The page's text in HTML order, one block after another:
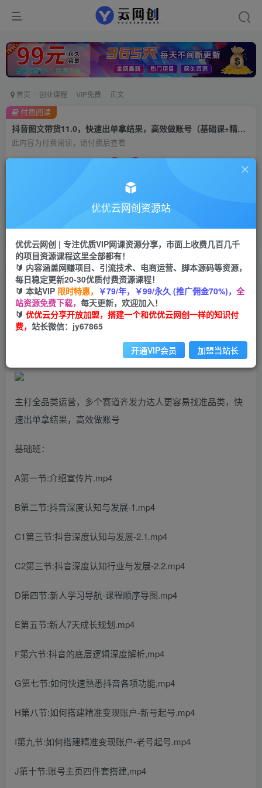
首页 创业课程 VIP免费 正文
抖音图文带货11.0，快速出单拿结果，高效做账号（基础课+精英课 92节高清无水印）
此内容为付费阅读，请付费后查看
9.9
立即购买
付费阅读
抖音图文带货11.0，快速出单拿结果，高效做账号
（基础课+精英课 92节高清无水印）
优优云网创
2年前更新
关注 私信
712 164
主打全品类运营，多个赛道齐发力达人更容易找准品类，快
速出单拿结果，高效做账号
基础班：
A第一节:介绍宣传片.mp4
B第二节:抖音深度认知与发展-1.mp4
C1第三节:抖音深度认知与发展-2.1.mp4
C2第三节:抖音深度认知行业与发展-2.2.mp4
D第四节:新人学习导航-课程顺序导图.mp4
E第五节:新人7天成长规划.mp4
F第六节:抖音的底层逻辑深度解析,mp4
G第七节:如何快速熟悉抖音各项功能,mp4
H第八节:如何搭建精准变现账户-新号起号.mp4
I第九节:如何搭建精准变现账户-老号起号.mp4
J第十节:账号主页四件套搭建,mp4
优优云网创资源站
优优云网创 | 专注优质VIP网课资源分享，市面上收费几百几千
的项目资源课程这里全部都有！
🔰 内容涵盖网赚项目、引流技术、电商运营、脚本源码等资源，
每日稳定更新20-30优质付费资源课程！
🔰 本站VIP 限时特惠， ￥79/年，￥99/永久 (推广佣金70%)， 全
站资源免费下载， 每天更新，欢迎加入！
🔰 优优云分享开放加盟，搭建一个和优优云网创一样的知识付
费， 站长微信：jy67865
开通VIP会员 加盟当站长